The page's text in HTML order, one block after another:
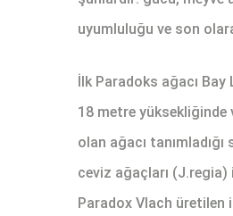
uyumluluğu ve son
İlk Paradoks ağacı
18 metre yüksekliğinde
olan ağacı
ceviz ağaçları (J.regia)
Paradox Vlach üretilen